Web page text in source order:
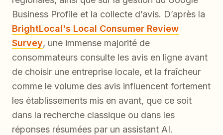
Business Profile et la collecte d’avis. D’après la
BrightLocal's Local Consumer Review
Survey, une immense majorité de
consommateurs consulte les avis en ligne avant
de choisir une entreprise locale, et la fraîcheur
comme le volume des avis influencent fortement
les établissements mis en avant, que ce soit
dans la recherche classique ou dans les
réponses résumées par un assistant AI.